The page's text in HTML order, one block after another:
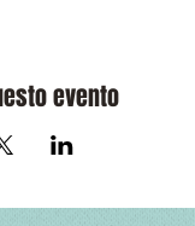
evento